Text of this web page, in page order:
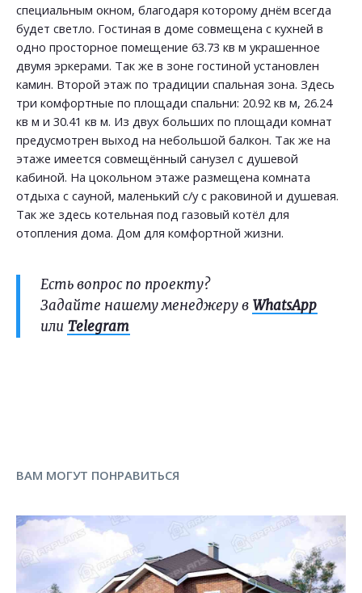
специальным окном, благодаря которому днём всегда
будет светло. Гостиная в доме совмещена с кухней в
одно просторное помещение 63.73 кв м украшенное
двумя эркерами. Так же в зоне гостиной установлен
камин. Второй этаж по традиции спальная зона. Здесь
три комфортные по площади спальни: 20.92 кв м, 26.24
кв м и 30.41 кв м. Из двух больших по площади комнат
предусмотрен выход на небольшой балкон. Так же на
этаже имеется совмещённый санузел с душевой
кабиной. На цокольном этаже размещена комната
отдыха с сауной, маленький с/у с раковиной и душевая.
Так же здесь котельная под газовый котёл для
отопления дома. Дом для комфортной жизни.
Есть вопрос по проекту?
Задайте нашему менеджеру в WhatsApp
или Telegram
ВАМ МОГУТ ПОНРАВИТЬСЯ